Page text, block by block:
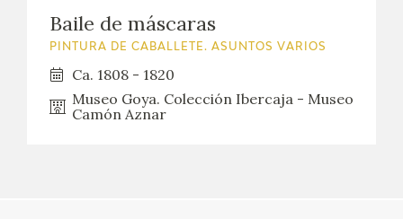
Baile de máscaras
PINTURA DE CABALLETE. ASUNTOS VARIOS
Ca. 1808 - 1820
Museo Goya. Colección Ibercaja - Museo
Camón Aznar